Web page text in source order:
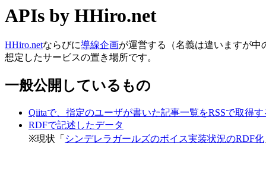
APIs by HHiro.net
HHiro.netならびに導線企画が運営する（名義は違いますが
想定したサービスの置き場所です。
一般公開しているもの
Qiitaで、指定のユーザが書いた記事一覧をRSSで取得
RDFで記述したデータ
※現状「 シンデレラガールズのボイス実装状況のRDF化